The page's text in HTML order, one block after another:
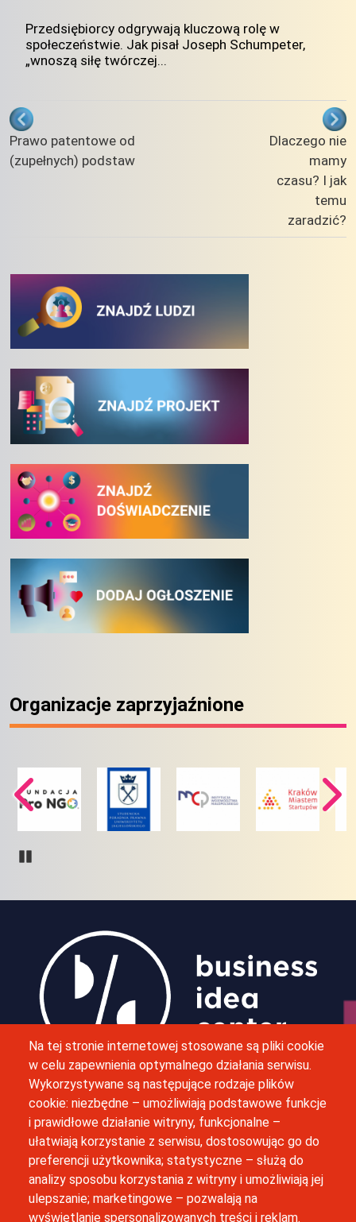
Na tej stronie internetowej stosowane są pliki cookie
w celu zapewnienia optymalnego działania serwisu.
Wykorzystywane są następujące rodzaje plików
cookie: niezbędne – umożliwiają podstawowe funkcje
i prawidłowe działanie witryny, funkcjonalne –
ułatwiają korzystanie z serwisu, dostosowując go do
preferencji użytkownika; statystyczne – służą do
analizy sposobu korzystania z witryny i umożliwiają jej
ulepszanie; marketingowe – pozwalają na
wyświetlanie spersonalizowanych treści i reklam.
Przedsiębiorcy odgrywają kluczową rolę w
społeczeństwie. Jak pisał Joseph Schumpeter,
„wnoszą siłę twórczej...
Odnośniki nawigacji książki Rozwój
Prawo patentowe od
(zupełnych) podstaw
Dlaczego nie
mamy
czasu? I jak
temu
zaradzić?
Organizacje zaprzyjaźnione
Obraz
M. Bobrzyńskiego 12, 30-348 Kraków
(12) 664 42 06
inkubator@uj.edu.pl